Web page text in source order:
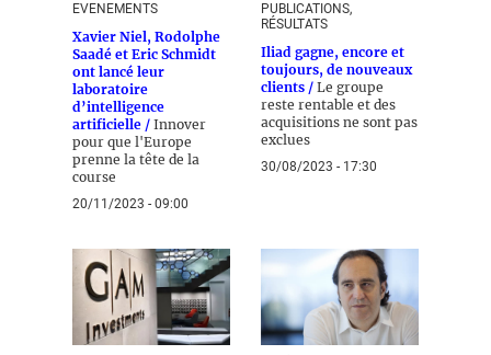
EVENEMENTS
Xavier Niel, Rodolphe
Saadé et Eric Schmidt
ont lancé leur
laboratoire
d’intelligence
artificielle / Innover
pour que l'Europe
prenne la tête de la
course
20/11/2023 - 09:00
PUBLICATIONS,
RÉSULTATS
Iliad gagne, encore et
toujours, de nouveaux
clients / Le groupe
reste rentable et des
acquisitions ne sont pas
exclues
30/08/2023 - 17:30